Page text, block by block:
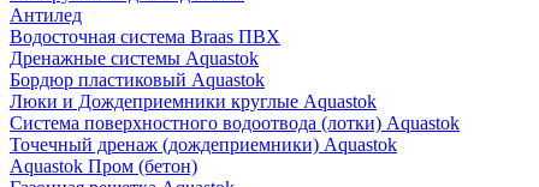
Антилед
Водосточная система Braas ПВХ
Дренажные системы Aquastok
Бордюр пластиковый Aquastok
Люки и Дождеприемники круглые Aquastok
Система поверхностного водоотвода (лотки) Aquastok
Точечный дренаж (дождеприемники) Aquastok
Aquastok Пром (бетон)